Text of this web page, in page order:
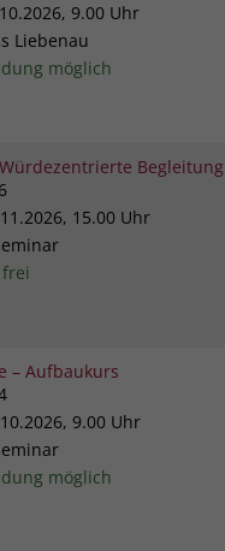
9.00 Uhr
Liebenau
möglich
Begleitung
15.00 Uhr
frei
– Aufbaukurs
9.00 Uhr
möglich